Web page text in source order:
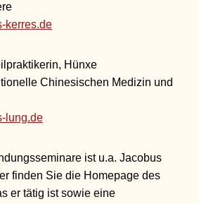
kerres.de
Hünxe
Chinesischen Medizin und
lung.de
ist u.a. Jacobus
finden Sie die Homepage des
er tätig ist sowie eine